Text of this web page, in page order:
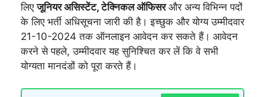
लिएजूनियर असिस्टेंट, टेक्निकल ऑफिसरऔर अन्य विभिन्न पदों
के लिए भर्ती अधिसूचना जारी की है। इच्छुक और योग्य उम्मीदवार
21-10-2024 तक ऑनलाइन आवेदन कर सकते हैं। आवेदन
करने से पहले, उम्मीदवार यह सुनिश्चित कर लें कि वे सभी
योग्यता मानदंडों को पूरा करते हैं।